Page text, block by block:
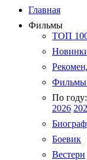
Главная
Фильмы
ТОП
Фильмы
По году:
2026
Боевик
Вестерн